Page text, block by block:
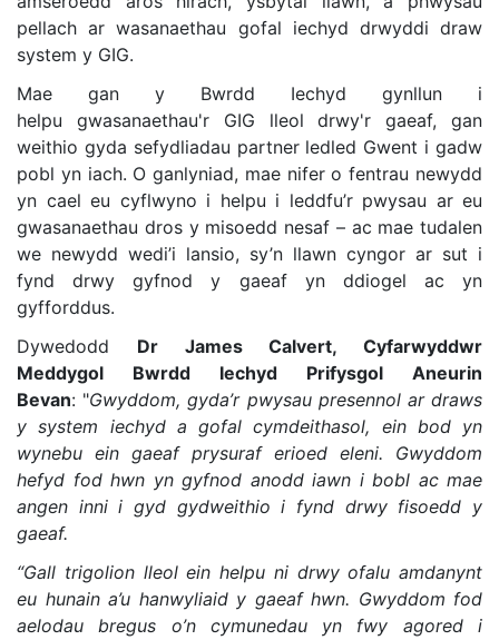
pellach ar wasanaethau gofal iechyd drwyddi draw
system y GIG.
Mae gan y Bwrdd Iechyd gynllun i
helpu gwasanaethau'r GIG lleol drwy'r gaeaf, gan
weithio gyda sefydliadau partner ledled Gwent i gadw
pobl yn iach. O ganlyniad, mae nifer o fentrau newydd
yn cael eu cyflwyno i helpu i leddfu’r pwysau ar eu
gwasanaethau dros y misoedd nesaf – ac mae tudalen
we newydd wedi’i lansio, sy’n llawn cyngor ar sut i
fynd drwy gyfnod y gaeaf yn ddiogel ac yn
gyfforddus.
Dywedodd Dr James Calvert, Cyfarwyddwr
Meddygol Bwrdd Iechyd Prifysgol Aneurin
Bevan: "Gwyddom, gyda’r pwysau presennol ar draws
y system iechyd a gofal cymdeithasol, ein bod yn
wynebu ein gaeaf prysuraf erioed eleni. Gwyddom
hefyd fod hwn yn gyfnod anodd iawn i bobl ac mae
angen inni i gyd gydweithio i fynd drwy fisoedd y
gaeaf.
“Gall trigolion lleol ein helpu ni drwy ofalu amdanynt
eu hunain a’u hanwyliaid y gaeaf hwn. Gwyddom fod
aelodau bregus o’n cymunedau yn fwy agored i